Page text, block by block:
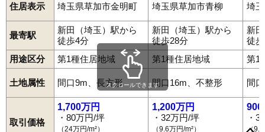
住居表示 埼玉県草加市金明町 埼玉県草加市青柳 埼
最寄駅
新田（埼玉）駅から
徒歩4分
新田（埼玉）駅から
徒歩28分
新
徒
用途区分
第1種住居地域 第1種住居地域 第1
土地属性 間口9m、長方形 間口16m、不整形 間
取引価格
1,700万円
・80万円/坪
（24万円/m²）
1,200万円
・32万円/坪
（9.6万円/m²）
900
・
（9.0
スクロールできます